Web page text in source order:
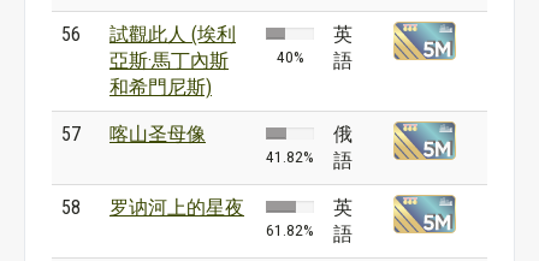
56
試觀此人 (埃利
亞斯·馬丁內斯
和希門尼斯)
40%
英
語
57 喀山圣母像
41.82%
俄
語
58 罗讷河上的星夜
61.82%
英
語